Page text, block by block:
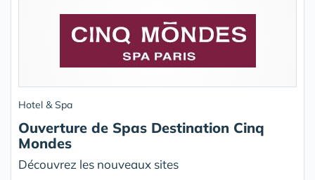
Hotel & Spa
Ouverture de Spas Destination Cinq
Mondes
Découvrez les nouveaux sites